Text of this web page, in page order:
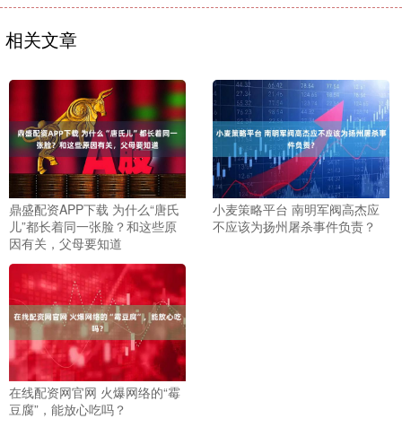
相关文章
鼎盛配资APP下载 为什么“唐氏
儿”都长着同一张脸？和这些原
因有关，父母要知道
小麦策略平台 南明军阀高杰应
不应该为扬州屠杀事件负责？
在线配资网官网 火爆网络的“霉
豆腐”，能放心吃吗？